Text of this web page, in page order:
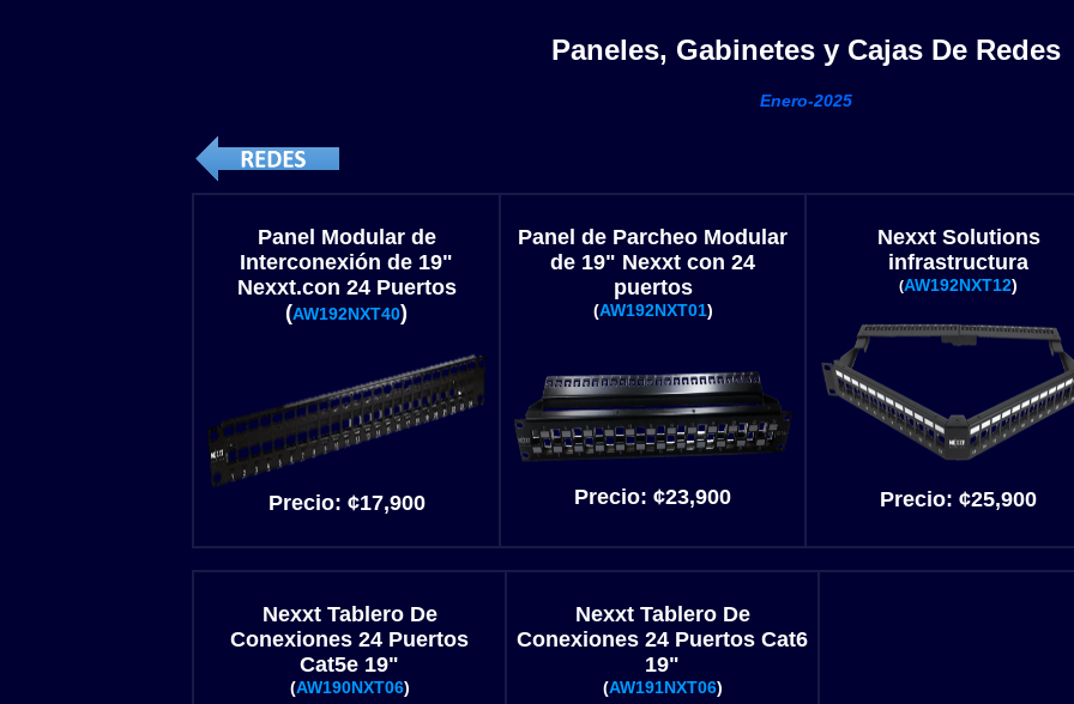
Paneles, Gabinetes y Cajas De Redes
Enero-2025
Panel Modular de
Interconexión de 19"
Nexxt.con 24 Puertos
(AW192NXT40)
Precio: ¢17,900
Panel de Parcheo Modular
de 19" Nexxt con 24
puertos
(AW192NXT01)
Precio: ¢23,900
Nexxt Solutions
infrastructura
(AW192NXT12)
Precio: ¢25,900
Nexxt Tablero De
Conexiones 24 Puertos
Cat5e 19"
(AW190NXT06)
Nexxt Tablero De
Conexiones 24 Puertos Cat6
19"
(AW191NXT06)